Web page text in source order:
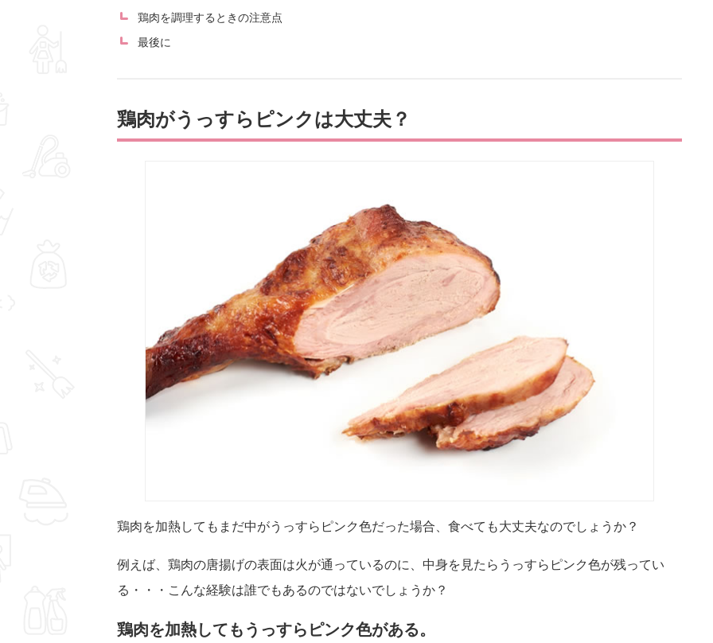
鶏肉を調理するときの注意点
最後に
鶏肉がうっすらピンクは大丈夫？
鶏肉を加熱してもまだ中がうっすらピンク色だった場合、食べても大丈夫なのでしょうか？
例えば、鶏肉の唐揚げの表面は火が通っているのに、中身を見たらうっすらピンク色が残ってい
る・・・こんな経験は誰でもあるのではないでしょうか？
鶏肉を加熱してもうっすらピンク色がある。